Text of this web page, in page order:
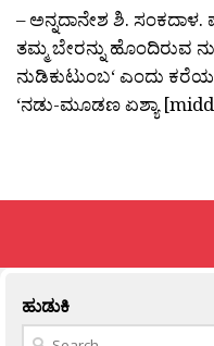
– ಅನ್ನದಾನೇಶ ಶಿ. ಸಂಕದಾಳ.
ತಮ್ಮ ಬೇರನ್ನು ಹೊಂದಿರುವ
ನುಡಿಕುಟುಂಬ‘ ಎಂದು
‘ನಡು-ಮೂಡಣ ಏಶ್ಯಾ
ಹುಡುಕಿ
Search